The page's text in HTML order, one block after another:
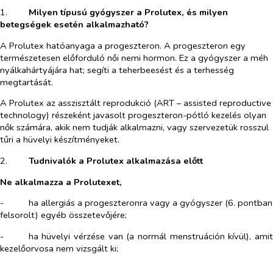
1.​
Milyen típusú gyógyszer a Prolutex, és milyen
betegségek esetén alkalmazható?
A Prolutex hatóanyaga a progeszteron. A progeszteron egy
természetesen előforduló női nemi hormon. Ez a gyógyszer a méh
nyálkahártyájára hat; segíti a teherbeesést és a terhesség
megtartását.
A Prolutex az asszisztált reprodukció (ART – assisted reproductive
technology) részeként javasolt progeszteron-pótló kezelés olyan
nők számára, akik nem tudják alkalmazni, vagy szervezetük rosszul
tűri a hüvelyi készítményeket.
2.​
Tudnivalók a Prolutex alkalmazása előtt
Ne alkalmazza a Prolutexet,
-​
ha allergiás a progeszteronra vagy a gyógyszer (6. pontban
felsorolt) egyéb összetevőjére;
-​
ha hüvelyi vérzése van (a normál menstruáción kívül), amit
kezelőorvosa nem vizsgált ki;